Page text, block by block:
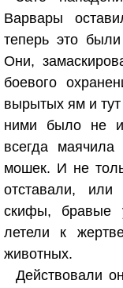
Варвары
теперь это
Они,
боевого
вырытых ям и тут
ними было не
всегда
мошек. И не
отставали, или
скифы, бравые
летели к
животных.
Действовали